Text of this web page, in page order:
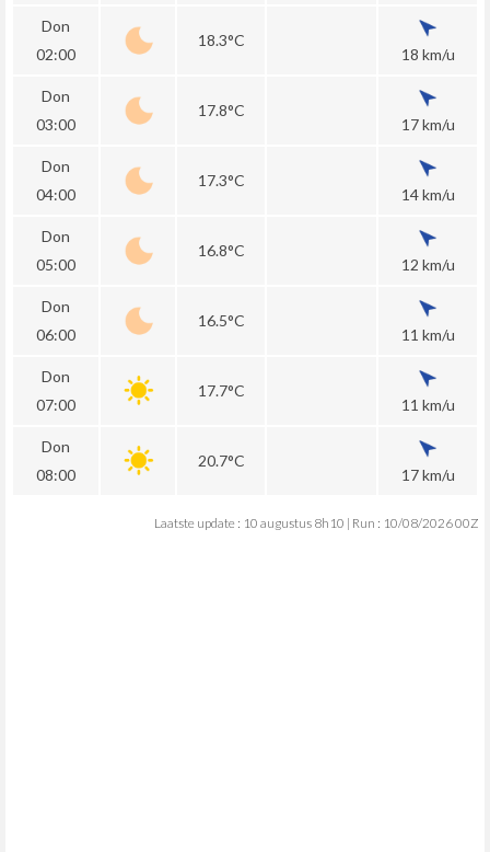
Don
02:00
18.3°C
18 km/u
Don
03:00
17.8°C
17 km/u
Don
04:00
17.3°C
14 km/u
Don
05:00
16.8°C
12 km/u
Don
06:00
16.5°C
11 km/u
Don
07:00
17.7°C
11 km/u
Don
08:00
20.7°C
17 km/u
Laatste update : 10 augustus 8h10 | Run : 10/08/2026 00Z